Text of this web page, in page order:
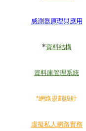
感測器原理與應用
*資料結構
資料庫管理系統
*網路規劃設計
虛擬私人網路實務